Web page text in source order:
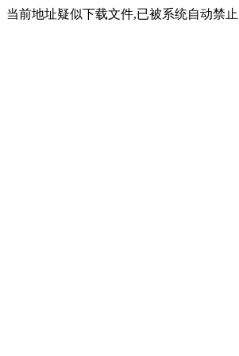
当前地址疑似下载文件,已被系统自动禁